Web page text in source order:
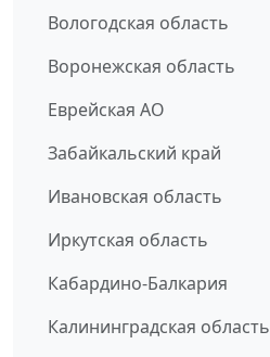
Вологодская область
Воронежская область
Еврейская АО
Забайкальский край
Ивановская область
Иркутская область
Кабардино-Балкария
Калининградская область